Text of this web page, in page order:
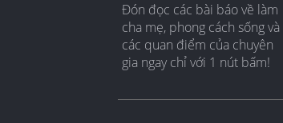
Đón đọc các bài báo về làm
cha mẹ, phong cách sống và
các quan điểm của chuyên
gia ngay chỉ với 1 nút bấm!